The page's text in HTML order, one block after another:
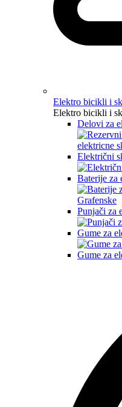
Elektro bicikli i
Elektro bicikli i
Delovi za
Električni
Baterije za
Punjači za
Gume za
Gume za